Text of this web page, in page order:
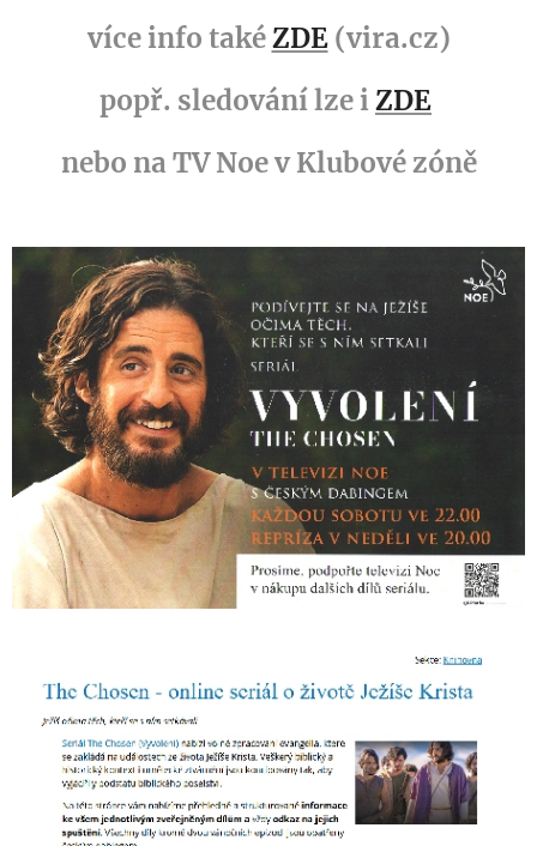
více info takéZDE(vira.cz)
popř. sledování lze i ZDE
nebo na TV Noe v Klubové zóně